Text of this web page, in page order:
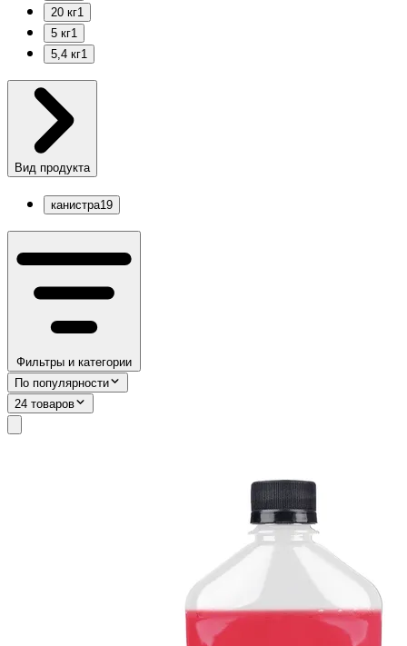
20 кг1
5 кг1
5,4 кг1
Вид продукта
канистра19
Фильтры и категории
По популярности
24 товаров